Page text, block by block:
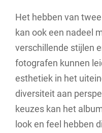
Het hebben van
kan ook een nadeel
verschillende stijlen
fotografen kunnen
esthetiek in het
diversiteit aan
keuzes kan het
look en feel hebben